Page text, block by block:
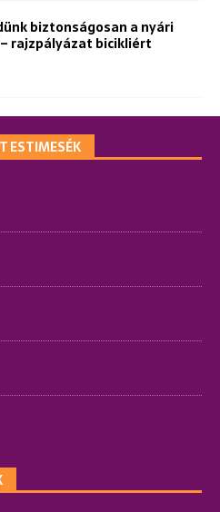
biztonságosan a nyári
rajzpályázat bicikliért
ESTIMESÉK